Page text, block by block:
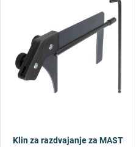
Klin za razdvajanje za